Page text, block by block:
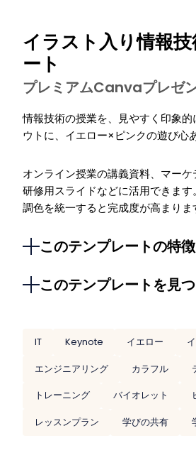
イラスト入り情報
ート
プレミアムCanvaプレゼ
情報技術の授業を、見やすく印象
ウトに、イエロー×ピンクの遊び心
オンライン授業の講義資料、マー
研修用スライドなどに活用できま
調色を統一すると完成度が高まりま
このテンプレートの特徴
このテンプレートを見
IT Keynote イエロー
エンジニアリング
カラフル
トレーニング
バイオレット
レッスンプラン
学びの共有